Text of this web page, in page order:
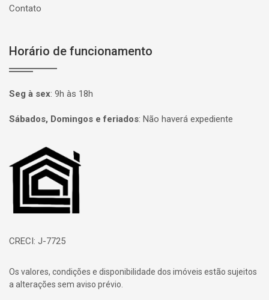
Contato
Horário de funcionamento
Seg à sex: 9h às 18h
Sábados, Domingos e feriados: Não haverá expediente
Página inicial
CRECI: J-7725
Os valores, condições e disponibilidade dos imóveis estão sujeitos
a alterações sem aviso prévio.